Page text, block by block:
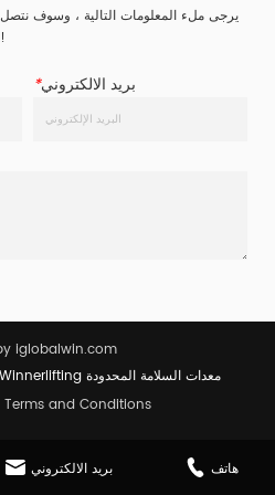
ا...
يرجى ملء المعلومات التالية ، وسوف
المعلومات ، شكرًا لك على رسالتك!
*بريد الالكتروني
بريد الالكتروني هاتف
iglobalwin.com
حقوق الطبع والنشر © 2025 Winnerlifting معدات السلامة المحدودة
Terms and Conditions